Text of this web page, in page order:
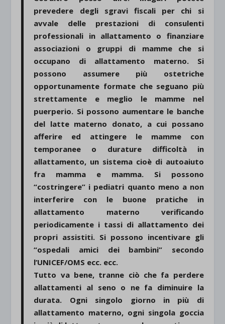
prevedere degli sgravi fiscali per chi si
avvale delle prestazioni di consulenti
professionali in allattamento o finanziare
associazioni o gruppi di mamme che si
occupano di allattamento materno. Si
possono assumere più ostetriche
opportunamente formate che seguano più
strettamente e meglio le mamme nel
puerperio. Si possono aumentare le banche
del latte materno donato, a cui possano
afferire ed attingere le mamme con
temporanee o durature difficoltà in
allattamento, un sistema cioè di autoaiuto
fra mamma e mamma. Si possono
“costringere” i pediatri quanto meno a non
interferire con le buone pratiche in
allattamento materno verificando
periodicamente i tassi di allattamento dei
propri assistiti. Si possono incentivare gli
“ospedali amici dei bambini” secondo
l’UNICEF/OMS ecc. ecc.
Tutto va bene, tranne ciò che fa perdere
allattamenti al seno o ne fa diminuire la
durata. Ogni singolo giorno in più di
allattamento materno, ogni singola goccia